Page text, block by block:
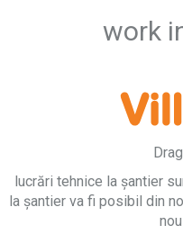
work
lucrări tehnice la șantier
la șantier va fi posibil din